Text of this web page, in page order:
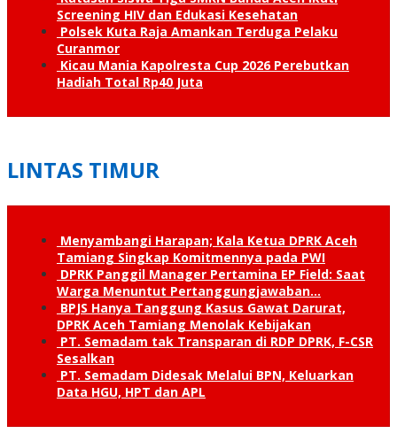
Screening HIV dan Edukasi Kesehatan
Polsek Kuta Raja Amankan Terduga Pelaku
Curanmor
Kicau Mania Kapolresta Cup 2026 Perebutkan
Hadiah Total Rp40 Juta
LINTAS TIMUR
Menyambangi Harapan; Kala Ketua DPRK Aceh
Tamiang Singkap Komitmennya pada PWI
DPRK Panggil Manager Pertamina EP Field: Saat
Warga Menuntut Pertanggung­jawaban…
BPJS Hanya Tanggung Kasus Gawat Darurat,
DPRK Aceh Tamiang Menolak Kebijakan
PT. Semadam tak Transparan di RDP DPRK, F-CSR
Sesalkan
PT. Semadam Didesak Melalui BPN, Keluarkan
Data HGU, HPT dan APL